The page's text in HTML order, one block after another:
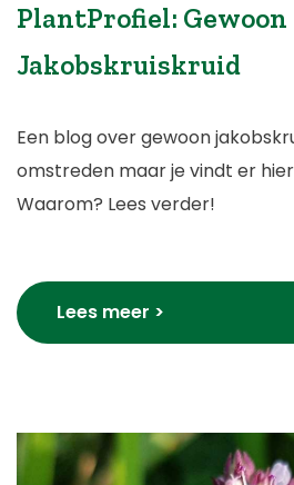
PlantProfiel: Gewoon
Jakobskruiskruid
Een blog over gewoon
omstreden maar je vindt er
Waarom? Lees verder!
Lees meer >